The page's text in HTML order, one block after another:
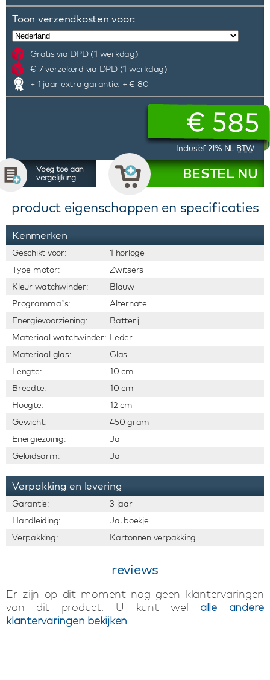
Toon verzendkosten voor:
Gratis via DPD (1 werkdag)
€ 7 verzekerd via DPD (1 werkdag)
+ 1 jaar extra garantie: + € 80
€ 585
Inclusief 21% NL BTW
Voeg toe aan
vergelijking
BESTEL NU
product eigenschappen en specificaties
Kenmerken
Geschikt voor:
1 horloge
Type motor:
Zwitsers
Kleur watchwinder:
Blauw
Programma’s:
Alternate
Energievoorziening:
Batterij
Materiaal watchwinder: Leder
Materiaal glas:
Glas
Lengte:
10 cm
Breedte:
10 cm
Hoogte:
12 cm
Gewicht:
450 gram
Energiezuinig:
Ja
Geluidsarm:
Ja
Verpakking en levering
Garantie:
3 jaar
Handleiding:
Ja, boekje
Verpakking:
Kartonnen verpakking
reviews
Er zijn op dit moment nog geen klantervaringen
van dit product. U kunt wel alle andere
klantervaringen bekijken.